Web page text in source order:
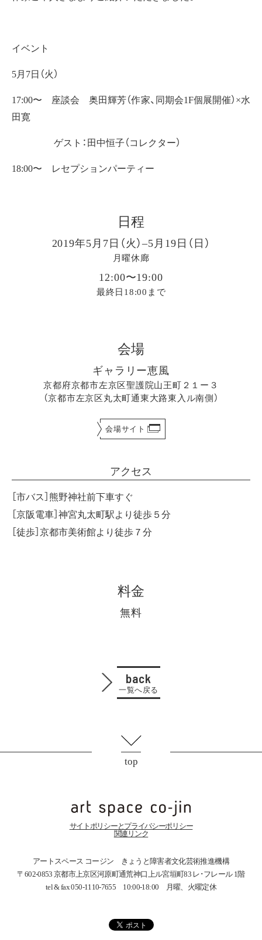
イベント
5月7日（火）
17:00〜 座談会 奥田輝芳（作家、同期会1F個展開催）×水
田寛
ゲスト：田中恒子（コレクター）
18:00〜 レセプションパーティー
日程
2019年5月7日（火）–5月19日（日）
月曜休廊
12:00〜19:00
最終日18:00まで
会場
ギャラリー恵風
京都府京都市左京区聖護院山王町２１ー３
（京都市左京区丸太町通東大路東入ル南側）
会場サイト
アクセス
［市バス］熊野神社前下車すぐ
［京阪電車］神宮丸太町駅より徒歩５分
［徒歩］京都市美術館より徒歩７分
料金
無料
back
一覧へ戻る
top
サイトポリシーとプライバシーポリシー
関連リンク
アートスペース コージン きょうと障害者文化芸術推進機構
〒602-0853 京都市上京区河原町通荒神口上ル宮垣町83 レ･フレール 1階
tel & fax 050-1110-7655 10:00-18:00 月曜、火曜定休